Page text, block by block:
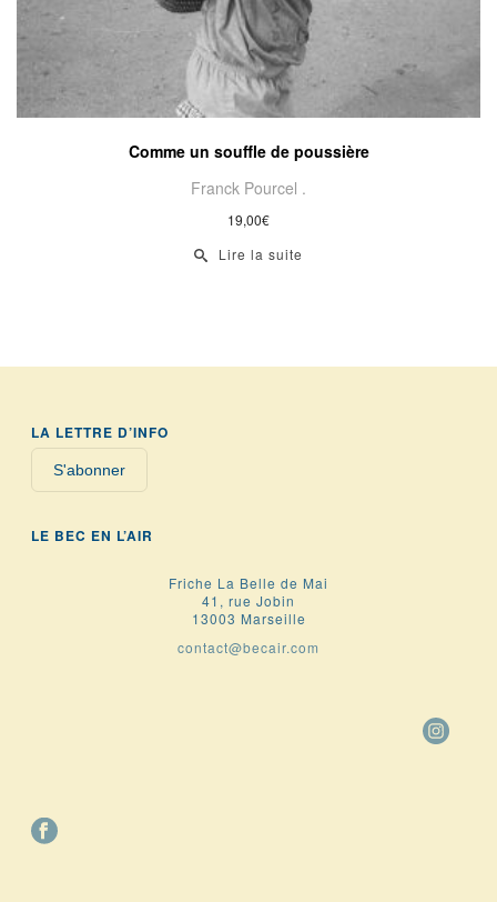
Comme un souffle de poussière
Franck Pourcel .
19,00€
Lire la suite
LA LETTRE D’INFO
S'abonner
LE BEC EN L’AIR
Friche La Belle de Mai
41, rue Jobin
13003 Marseille
contact@becair.com